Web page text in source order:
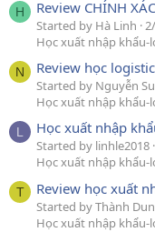
H Review CHÍNH
Started by Hà Linh
Học xuất nhập khẩu-
N Review học
Started by Nguyễn
Học xuất nhập khẩu-
L Học xuất nhập
Started by linhle2018
Học xuất nhập khẩu-
T Review học xuất
Started by Thành
Học xuất nhập khẩu-